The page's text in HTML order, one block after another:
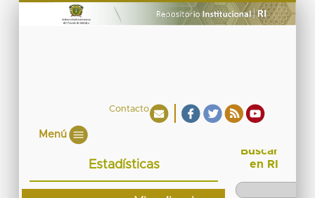
Contacto
Menú
Estadísticas
Buscar
en RI